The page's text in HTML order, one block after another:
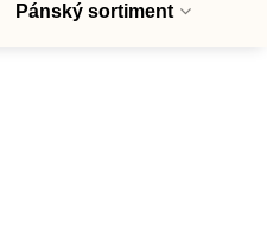
Pánský sortiment